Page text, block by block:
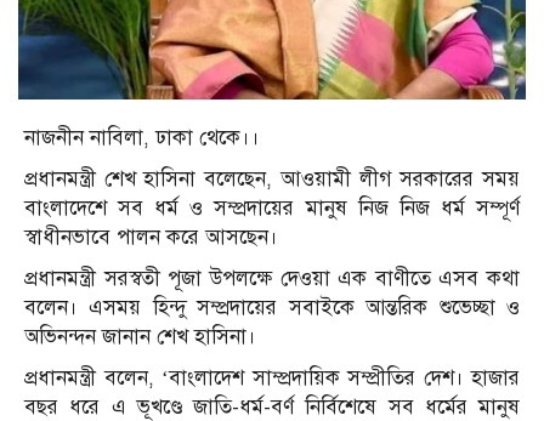
নাজনীন নাবিলা, ঢাকা থেকে।।
প্রধানমন্ত্রী শেখ হাসিনা বলেছেন, আওয়ামী লীগ সরকারের সময়
বাংলাদেশে সব ধর্ম ও সম্প্রদায়ের মানুষ নিজ নিজ ধর্ম সম্পূর্ণ
স্বাধীনভাবে পালন করে আসছেন।
প্রধানমন্ত্রী সরস্বতী পূজা উপলক্ষে দেওয়া এক বাণীতে এসব কথা
বলেন। এসময় হিন্দু সম্প্রদায়ের সবাইকে আন্তরিক শুভেচ্ছা ও
অভিনন্দন জানান শেখ হাসিনা।
প্রধানমন্ত্রী বলেন, ‘বাংলাদেশ সাম্প্রদায়িক সম্প্রীতির দেশ। হাজার
বছর ধরে এ ভূখণ্ডে জাতি-ধর্ম-বর্ণ নির্বিশেষে সব ধর্মের মানুষ